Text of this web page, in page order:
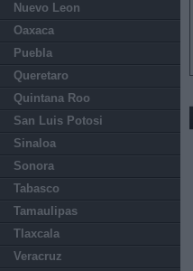
Nuevo Leon
Oaxaca
Puebla
Queretaro
Quintana Roo
San Luis Potosi
Sinaloa
Sonora
Tabasco
Tamaulipas
Tlaxcala
Veracruz